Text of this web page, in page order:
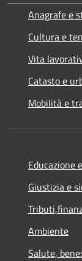
Anagrafe e
Cultura e
Vita
Catasto e
Mobilità e
Educazione
Giustizia e
Ambiente
Salute,